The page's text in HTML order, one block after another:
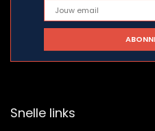
Snelle links